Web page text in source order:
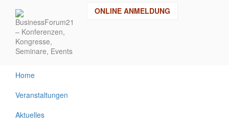
Inhalt
ONLINE ANMELDUNG
Home
Veranstaltungen
Aktuelles